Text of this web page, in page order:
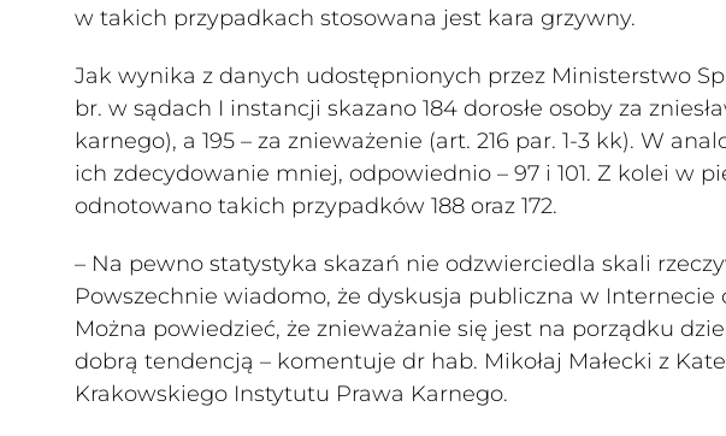
w takich przypadkach stosowana jest kara grzywny.
Jak wynika z danych udostępnionych przez Ministerstwo
br. w sądach I instancji skazano 184 dorosłe osoby za
karnego), a 195 – za znieważenie (art. 216 par. 1-3 kk). W
ich zdecydowanie mniej, odpowiednio – 97 i 101. Z kolei w
odnotowano takich przypadków 188 oraz 172.
– Na pewno statystyka skazań nie odzwierciedla skali
Powszechnie wiadomo, że dyskusja publiczna w
Można powiedzieć, że znieważanie się jest na porządku
dobrą tendencją – komentuje dr hab. Mikołaj Małecki z
Krakowskiego Instytutu Prawa Karnego.